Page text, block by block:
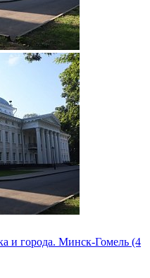
и города. Минск-Гомель (4